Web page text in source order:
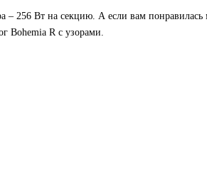
– 256 Вт на секцию. А если вам понравилась
Bohemia R с узорами.